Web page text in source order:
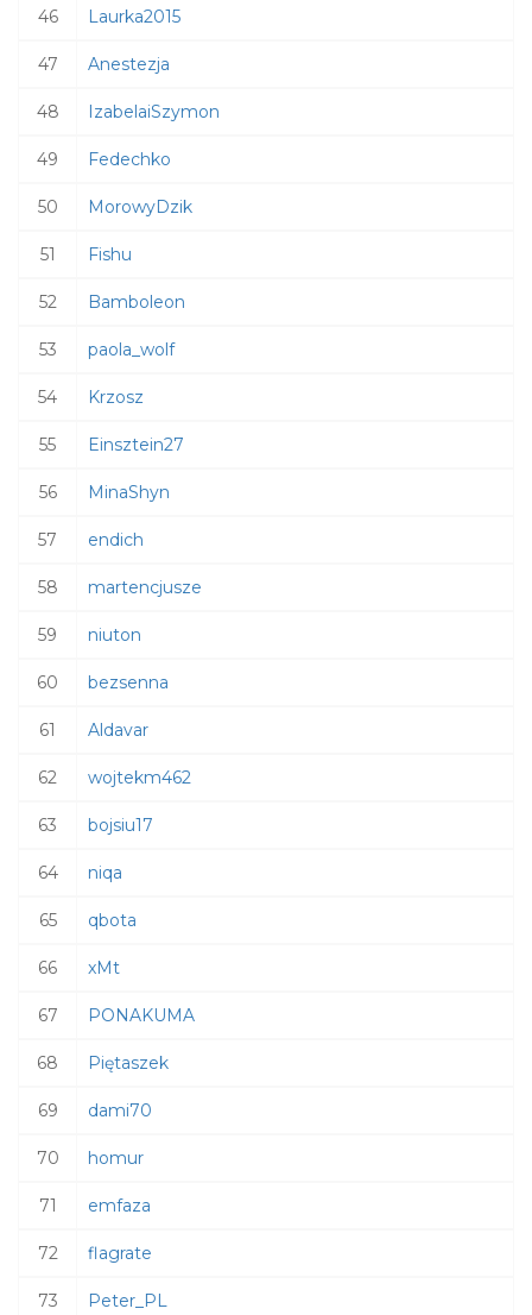
46 Laurka2015
47 Anestezja
48 IzabelaiSzymon
49 Fedechko
50 MorowyDzik
51 Fishu
52 Bamboleon
53 paola_wolf
54 Krzosz
55 Einsztein27
56 MinaShyn
57 endich
58 martencjusze
59 niuton
60 bezsenna
61 Aldavar
62 wojtekm462
63 bojsiu17
64 niqa
65 qbota
66 xMt
67 PONAKUMA
68 Piętaszek
69 dami70
70 homur
71 emfaza
72 flagrate
73 Peter_PL